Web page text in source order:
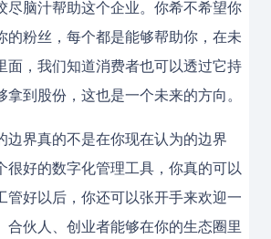
尽脑汁帮助这个企业。你希不希望你
的粉丝，每个都是能够帮助你，在未
面，我们知道消费者也可以透过它持
拿到股份，这也是一个未来的方向。
边界真的不是在你现在认为的边界
很好的数字化管理工具，你真的可以
管好以后，你还可以张开手来欢迎一
合伙人、创业者能够在你的生态圈里